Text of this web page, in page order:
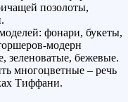
позолоты,
фонари, букеты,
модерн
зеленоватые, бежевые.
многоцветные – речь
Тиффани.